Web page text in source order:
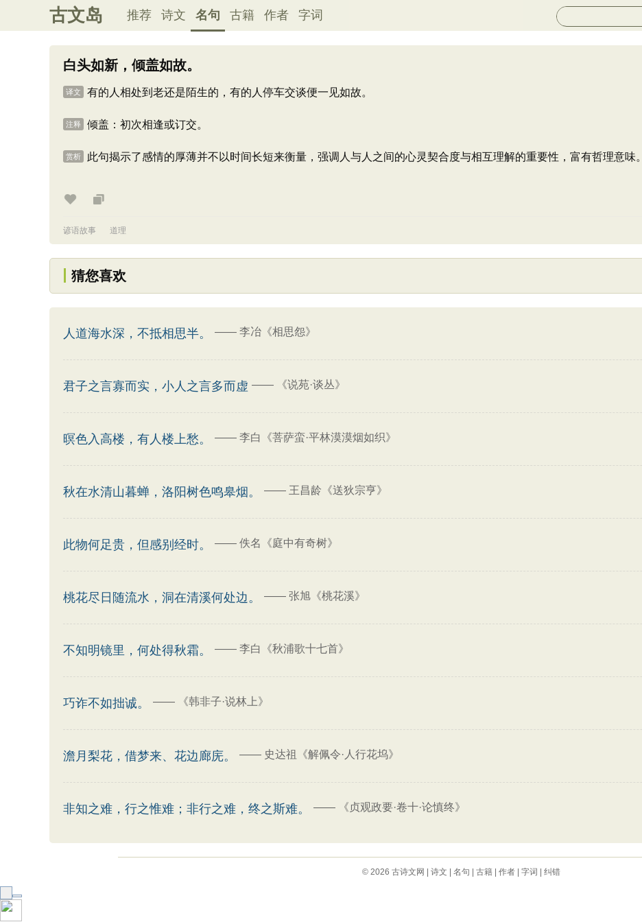
古文岛 推荐 诗文 名句 古籍 作者 字词
白头如新，倾盖如故。
译文 有的人相处到老还是陌生的，有的人停车交谈便一见如故。
注释 倾盖：初次相逢或订交。
赏析 此句揭示了感情的厚薄并不以时间长短来衡量，强调人与人之间的心灵契合度与相互理解的重要性，富有哲理意味。
谚语故事 道理
猜您喜欢
人道海水深，不抵相思半。 —— 李冶《相思怨》
君子之言寡而实，小人之言多而虚 —— 《说苑·谈丛》
暝色入高楼，有人楼上愁。 —— 李白《菩萨蛮·平林漠漠烟如织》
秋在水清山暮蝉，洛阳树色鸣皋烟。 —— 王昌龄《送狄宗亨》
此物何足贵，但感别经时。 —— 佚名《庭中有奇树》
桃花尽日随流水，洞在清溪何处边。 —— 张旭《桃花溪》
不知明镜里，何处得秋霜。 —— 李白《秋浦歌十七首》
巧诈不如拙诚。 —— 《韩非子·说林上》
澹月梨花，借梦来、花边廊庑。 —— 史达祖《解佩令·人行花坞》
非知之难，行之惟难；非行之难，终之斯难。 —— 《贞观政要·卷十·论慎终》
© 2026 古诗文网 诗文 名句 古籍| 作者| 字词 纠错